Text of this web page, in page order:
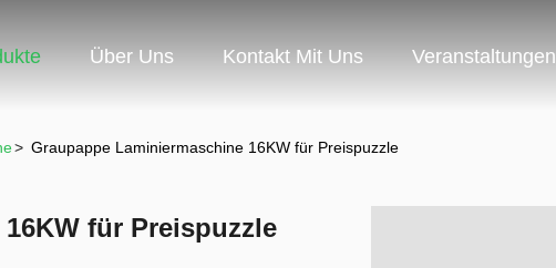
Über Uns Kontakt Mit Uns Veranstaltungen
> Graupappe Laminiermaschine 16KW für Preispuzzle
für Preispuzzle